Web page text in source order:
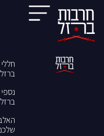
ברזל
ברזל